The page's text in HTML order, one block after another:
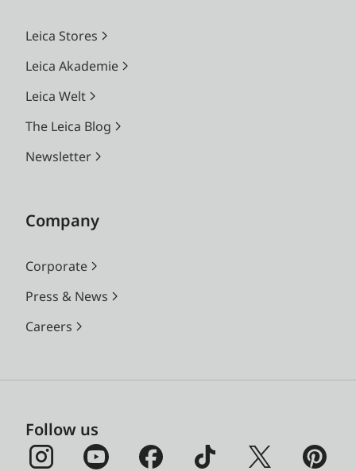
Leica Stores
Leica Akademie
Leica Welt
The Leica Blog
Newsletter
Company
Corporate
Press & News
Careers
Follow us